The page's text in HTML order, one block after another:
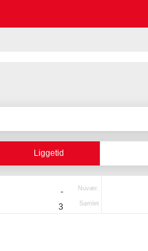
Liggetid
- Nuvær.
3 Samlet